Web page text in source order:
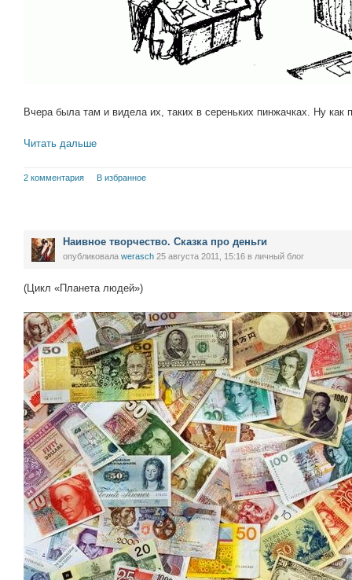
Вчера была там и видела их, таких в сереньких пинжачках. Ну как
Читать дальше
2 комментария В избранное
Наивное творчество. Сказка про деньги
опубликовала werasch 25 августа 2011, 15:16 в личный блог
(Цикл «Планета людей»)